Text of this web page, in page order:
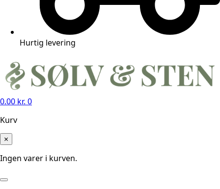
Hurtig levering
0.00 kr. 0
Kurv
×
Ingen varer i kurven.